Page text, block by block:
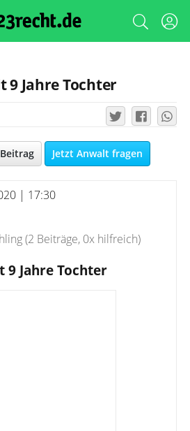
Jahre Tochter
Jetzt Anwalt fragen
| 17:30
(2 Beiträge, 0x hilfreich)
Jahre Tochter